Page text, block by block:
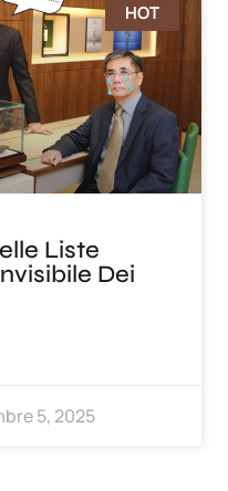
HOT
Liste
Dei
5, 2025